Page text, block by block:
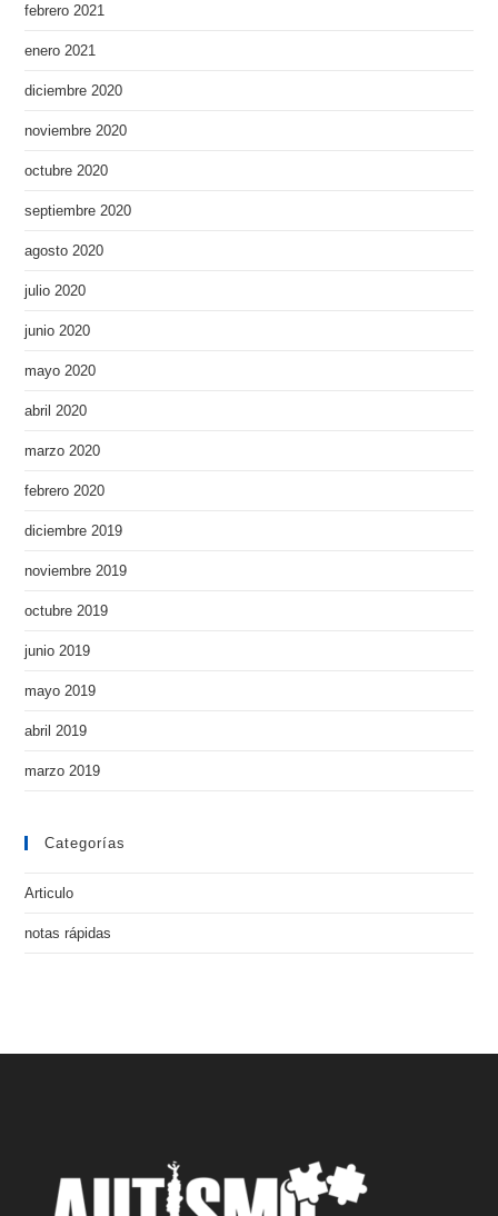
febrero 2021
enero 2021
diciembre 2020
noviembre 2020
octubre 2020
septiembre 2020
agosto 2020
julio 2020
junio 2020
mayo 2020
abril 2020
marzo 2020
febrero 2020
diciembre 2019
noviembre 2019
octubre 2019
junio 2019
mayo 2019
abril 2019
marzo 2019
Categorías
Articulo
notas rápidas